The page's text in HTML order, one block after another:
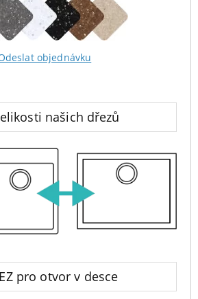
objednávku
našich dřezů
pro otvor v desce